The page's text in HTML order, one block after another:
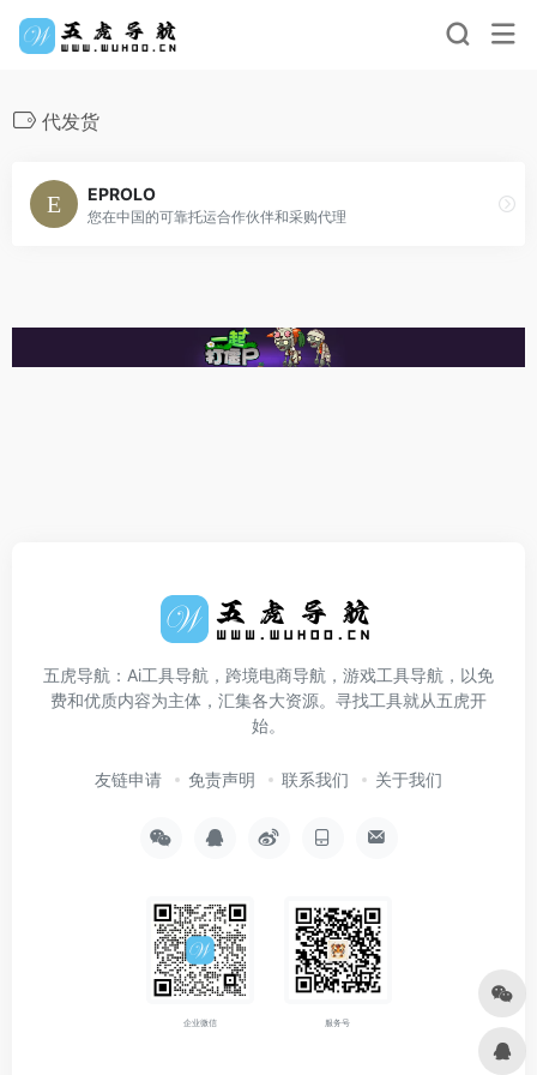
代发货
EPROLO
您在中国的可靠托运合作伙伴和采购代理
五虎导航：Ai工具导航，跨境电商导航，游戏工具导航，以免
费和优质内容为主体，汇集各大资源。寻找工具就从五虎开
始。
友链申请 免责声明 联系我们 关于我们
企业微信 服务号